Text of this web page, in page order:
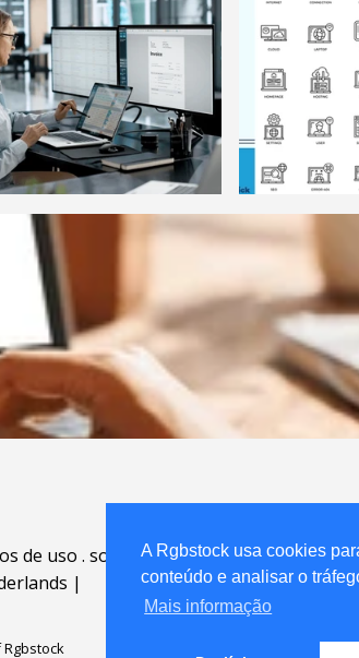
A Rgbstock usa cookies
conteúdo e analisar o
Mais informação
de uso . sobre
.
|